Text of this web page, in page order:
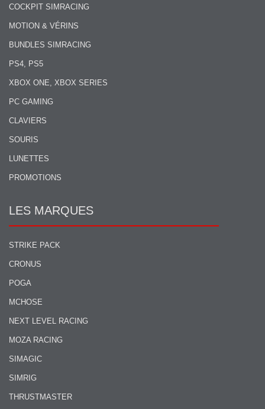
COCKPIT SIMRACING
MOTION & VÉRINS
BUNDLES SIMRACING
PS4, PS5
XBOX ONE, XBOX SERIES
PC GAMING
CLAVIERS
SOURIS
LUNETTES
PROMOTIONS
LES MARQUES
STRIKE PACK
CRONUS
POGA
MCHOSE
NEXT LEVEL RACING
MOZA RACING
SIMAGIC
SIMRIG
THRUSTMASTER